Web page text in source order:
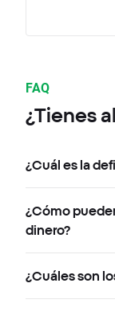
FAQ
¿Tienes
¿Cuál es la
¿Cómo
dinero?
¿Cuáles son